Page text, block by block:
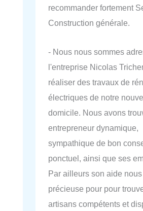
recommander fortement
Construction générale.
- Nous nous sommes
l'entreprise Nicolas
réaliser des travaux de
électriques de notre
domicile. Nous avons
entrepreneur dynamique,
sympathique de bon
ponctuel, ainsi que ses
Par ailleurs son aide nous
précieuse pour pour
artisans compétents et